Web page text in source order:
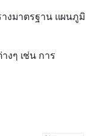
งมาตรฐาน แผนภูมิ
งๆ เช่น การ